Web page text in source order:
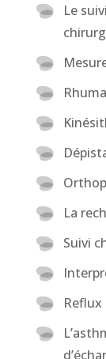
Le
La
Suivi
Reflux